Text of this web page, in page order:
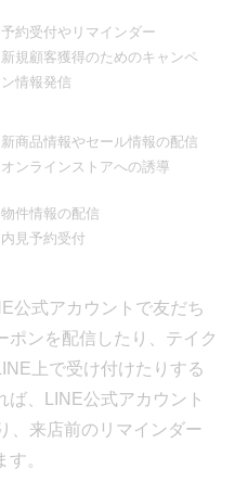
予約受付やリマインダー
新規顧客獲得のためのキャンペ
情報発信
新商品情報やセール情報の配信
オンラインストアへの誘導
物件情報の配信
内見予約受付
公式アカウントで友だち
ポンを配信したり、テイク
上で受け付けたりする
ば、LINE公式アカウント
、来店前のリマインダー
。